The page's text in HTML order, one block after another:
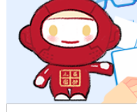
ESPAÑOL
ITALIANO